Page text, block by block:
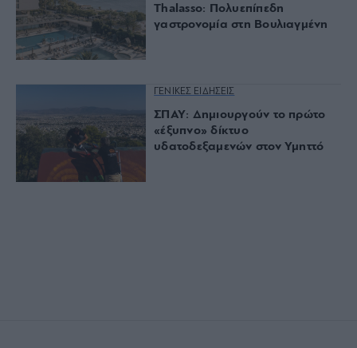
Thalasso: Πολυεπίπεδη
γαστρονομία στη Βουλιαγμένη
ΓΕΝΙΚΕΣ ΕΙΔΗΣΕΙΣ
ΣΠΑΥ: Δημιουργούν το πρώτο
«έξυπνο» δίκτυο
υδατοδεξαμενών στον Υμηττό